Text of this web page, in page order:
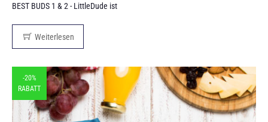
BEST BUDS 1 & 2 - LittleDude ist
Weiterlesen
-20%
RABATT